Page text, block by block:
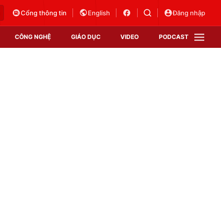
Cổng thông tin English Đăng nhập
CÔNG NGHỆ GIÁO DỤC VIDEO PODCAST